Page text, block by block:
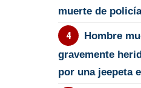
muerte de
Hombre
gravemente
por una jeepeta